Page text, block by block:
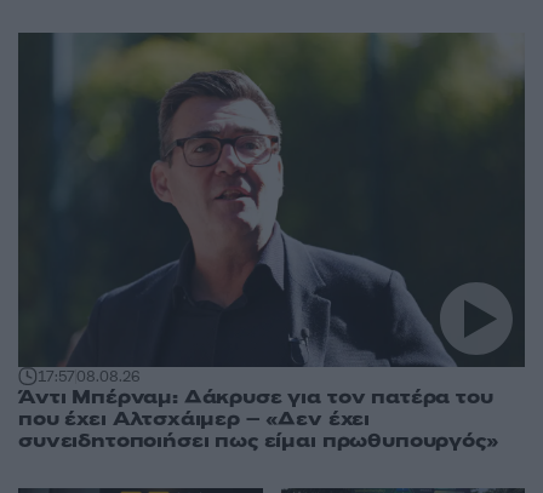
17:5708.08.26
Άντι Μπέρναμ: Δάκρυσε για τον πατέρα του
που έχει Αλτσχάιμερ – «Δεν έχει
συνειδητοποιήσει πως είμαι πρωθυπουργός»